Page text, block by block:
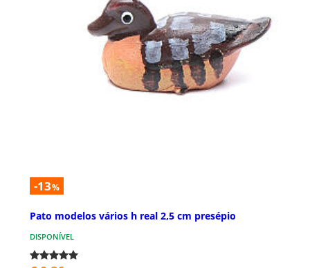
-13%
Pato modelos vários h real 2,5 cm presépio
DISPONÍVEL